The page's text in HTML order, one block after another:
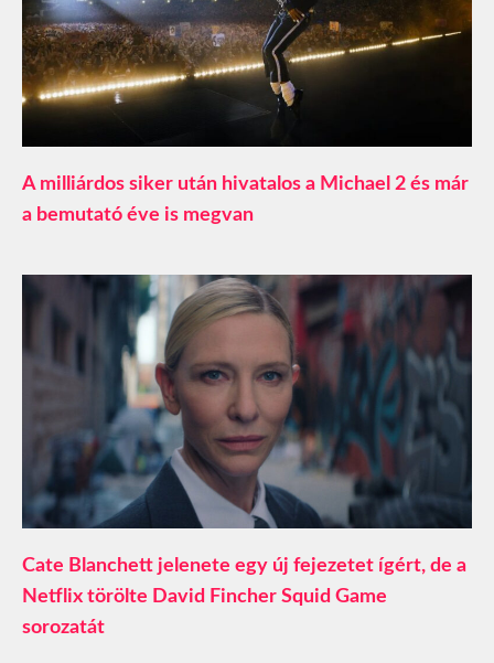
A milliárdos siker után hivatalos a Michael 2 és már
a bemutató éve is megvan
Cate Blanchett jelenete egy új fejezetet ígért, de a
Netflix törölte David Fincher Squid Game
sorozatát